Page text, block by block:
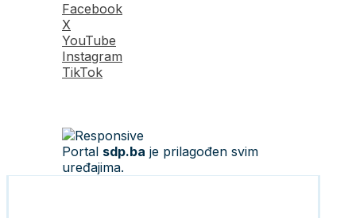
Facebook
X
YouTube
Instagram
TikTok
Portal sdp.ba je prilagođen svim
uređajima.